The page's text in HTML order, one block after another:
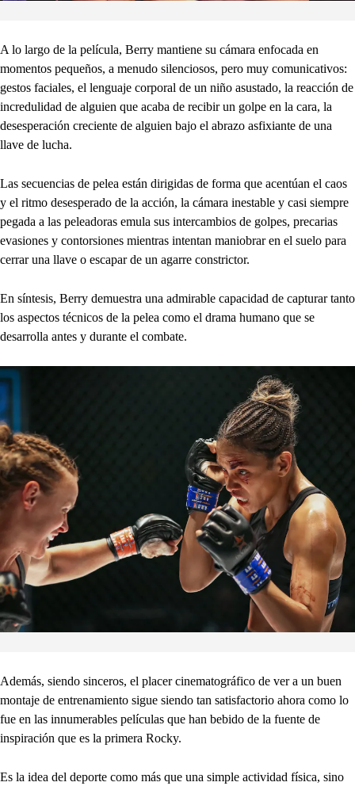
A lo largo de la película, Berry mantiene su cámara enfocada en
momentos pequeños, a menudo silenciosos, pero muy comunicativos:
gestos faciales, el lenguaje corporal de un niño asustado, la reacción de
incredulidad de alguien que acaba de recibir un golpe en la cara, la
desesperación creciente de alguien bajo el abrazo asfixiante de una
llave de lucha.
Las secuencias de pelea están dirigidas de forma que acentúan el caos
y el ritmo desesperado de la acción, la cámara inestable y casi siempre
pegada a las peleadoras emula sus intercambios de golpes, precarias
evasiones y contorsiones mientras intentan maniobrar en el suelo para
cerrar una llave o escapar de un agarre constrictor.
En síntesis, Berry demuestra una admirable capacidad de capturar tanto
los aspectos técnicos de la pelea como el drama humano que se
desarrolla antes y durante el combate.
Además, siendo sinceros, el placer cinematográfico de ver a un buen
montaje de entrenamiento sigue siendo tan satisfactorio ahora como lo
fue en las innumerables películas que han bebido de la fuente de
inspiración que es la primera Rocky.
Es la idea del deporte como más que una simple actividad física, sino